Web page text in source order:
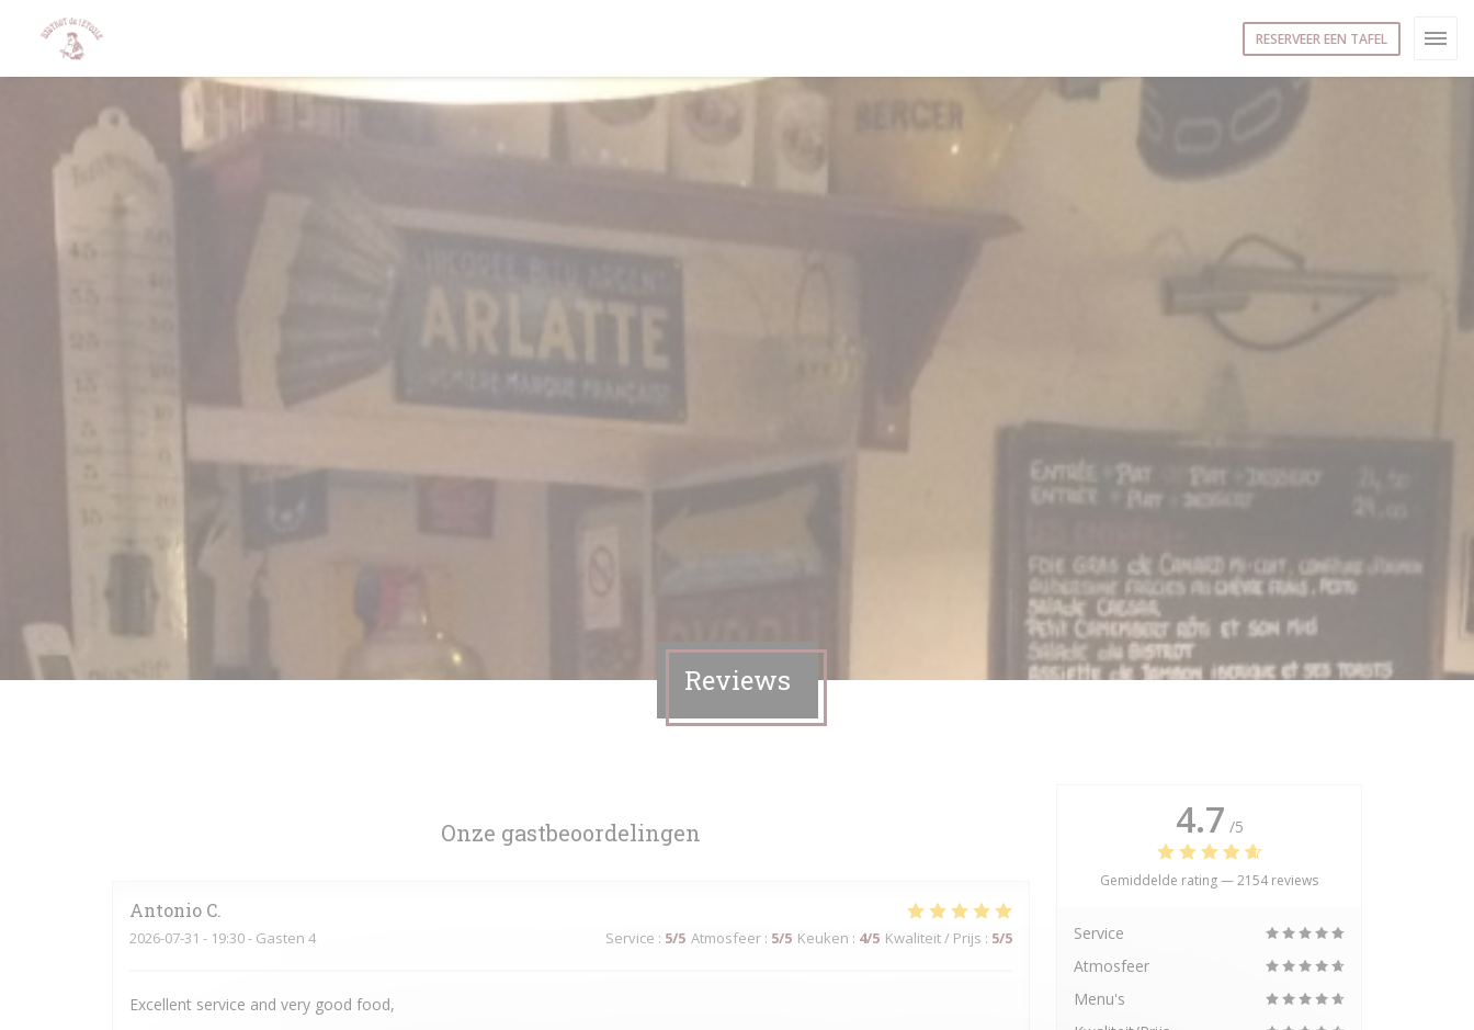
RESERVEER EEN TAFEL
Reviews
Onze gastbeoordelingen
Antonio C
2026-07-31 - 19:30 - Gasten 4 Service : 5/5 Atmosfeer : 5/5 Keuken : 4/5 Kwaliteit / Prijs : 5/5
Excellent service and very good food,
4.7 /5
Gemiddelde rating —2154 reviews
Service
Atmosfeer
Menu's